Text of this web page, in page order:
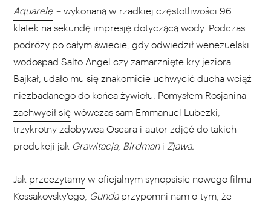
Aquarelę–wykonaną w rzadkiej częstotliwości 96
klatek na sekundę impresję dotyczącą wody. Podczas
podróży po całym świecie, gdy odwiedził wenezuelski
wodospad Salto Angel czy zamarznięte kry jeziora
Bajkał, udało mu się znakomicie uchwycić ducha wciąż
niezbadanego do końca żywiołu. Pomysłem Rosjanina
zachwycił się wówczas sam Emmanuel Lubezki,
trzykrotny zdobywca Oscara i autor zdjęć do takich
produkcji jak Grawitacja, Birdman i Zjawa.
Jak przeczytamy w oficjalnym synopsisie nowego filmu
Kossakovsky'ego, Gundaprzypomni nam o tym, że